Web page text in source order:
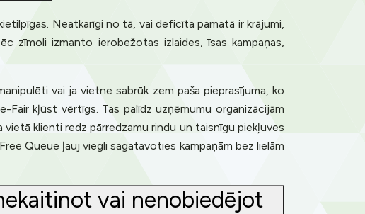
Neatkarīgi no tā, vai deficīta pamatā ir krājumi,
zīmoli izmanto ierobežotas izlaides, īsas kampaņas,
vai ja vietne sabrūk zem paša pieprasījuma, ko
kļūst vērtīgs. Tas palīdz uzņēmumu organizācijām
klienti redz pārredzamu rindu un taisnīgu piekļuves
Queue ļauj viegli sagatavoties kampaņām bez lielām
vai nenobiedējot